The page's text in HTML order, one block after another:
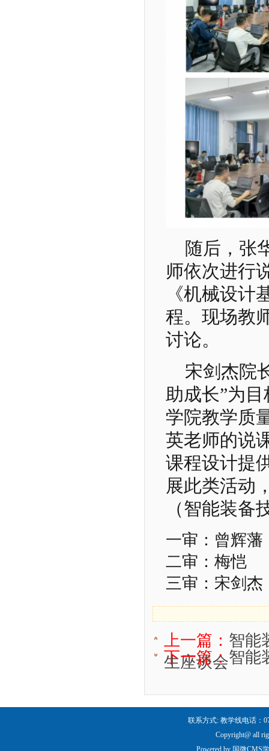
随后，张
师依次进行
《机械设
程。现场教
讨论。
宋剑杰院
助成长”为
学院教学质
英老师的说
课程设计提
展此类活动
（智能装备
一审：曾辉藩
二审：梅恺
三审：宋剑杰
上一篇： 智能
生座谈会
下一篇：智能
联系方式: 教学线电话：
Copyright@ all
Powered by 国微CMS